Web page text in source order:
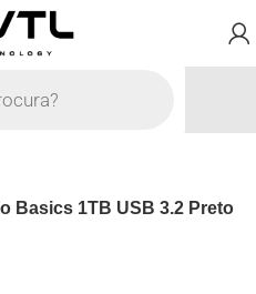
Basics 1TB USB 3.2 Preto